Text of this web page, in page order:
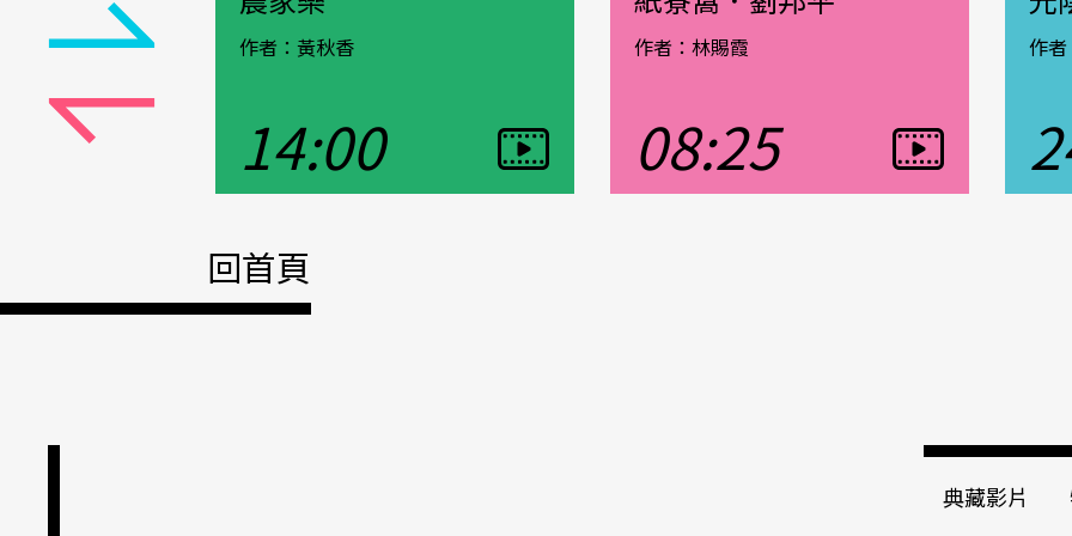
觀看影片
作者：黃秋香
14:00 觀看影片
作者：林賜霞
08:25 觀看
作
回首頁
典藏影片